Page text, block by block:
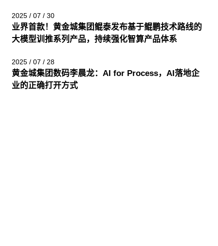
2025 / 07 / 30
业界首款！黄金城集团鲲泰发布基于鲲鹏技术路线的
大模型训推系列产品，持续强化智算产品体系
2025 / 07 / 28
黄金城集团数码李晨龙：AI for Process，AI落地企
业的正确打开方式